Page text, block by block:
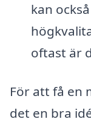
kan
oftast är
För att få en
det en bra